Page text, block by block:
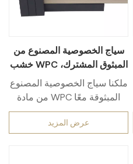
سياج الخصوصية المصنوع من
خشب WPC المبثوق المشترك،
حل فحص خارجي منخفض
الصيانة
ملكنا سياج الخصوصية المصنوع
من مادة WPC المبثوقة معًا
خيار ممتاز لأصحاب المنازل
ومصممي المناظر الطبيعية
عرض المزيد